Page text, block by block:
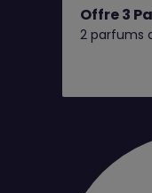
Offre 3
2 parfums